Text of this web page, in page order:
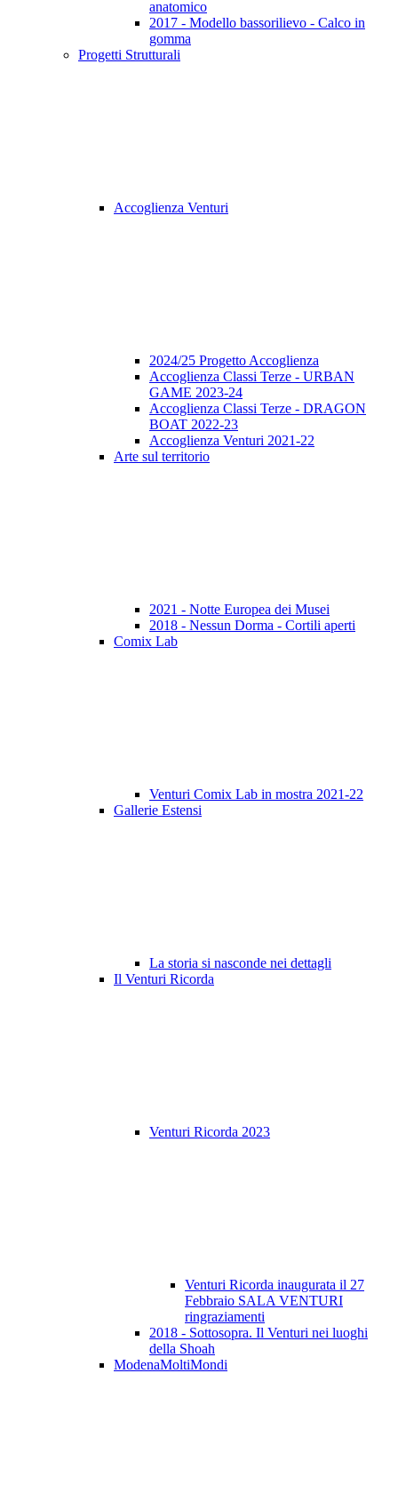
anatomico
2017 - Modello bassorilievo - Calco in
gomma
Progetti Strutturali
Accoglienza Venturi
2024/25 Progetto Accoglienza
Accoglienza Classi Terze - URBAN
GAME 2023-24
Accoglienza Classi Terze - DRAGON
BOAT 2022-23
Accoglienza Venturi 2021-22
Arte sul territorio
2021 - Notte Europea dei Musei
2018 - Nessun Dorma - Cortili aperti
Comix Lab
Venturi Comix Lab in mostra 2021-22
Gallerie Estensi
La storia si nasconde nei dettagli
Il Venturi Ricorda
Venturi Ricorda 2023
Venturi Ricorda inaugurata il 27
Febbraio SALA VENTURI
ringraziamenti
2018 - Sottosopra. Il Venturi nei luoghi
della Shoah
ModenaMoltiMondi